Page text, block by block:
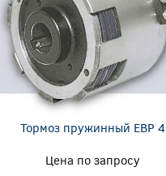
Тормоз пружинный EBP 4
Цена по запросу